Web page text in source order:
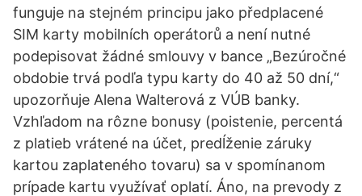
funguje na stejném principu jako předplacené
SIM karty mobilních operátorů a není nutné
podepisovat žádné smlouvy v bance „Bezúročné
obdobie trvá podľa typu karty do 40 až 50 dní,“
upozorňuje Alena Walterová z VÚB banky.
Vzhľadom na rôzne bonusy (poistenie, percentá
z platieb vrátené na účet, predĺženie záruky
kartou zaplateného tovaru) sa v spomínanom
prípade kartu využívať oplatí. Áno, na prevody z